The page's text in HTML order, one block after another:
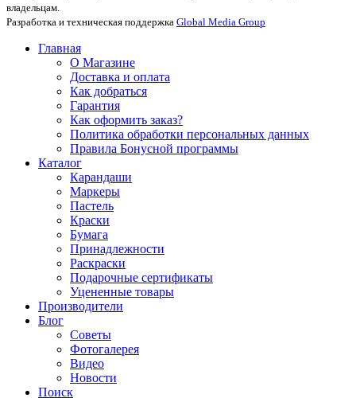
владельцам.
Разработка и техническая поддержка Global Media Group
Главная
О Магазине
Доставка и оплата
Как добраться
Гарантия
Как оформить заказ?
Политика обработки персональных данных
Правила Бонусной программы
Каталог
Карандаши
Маркеры
Пастель
Краски
Бумага
Принадлежности
Раскраски
Подарочные сертификаты
Уцененные товары
Производители
Блог
Советы
Фотогалерея
Видео
Новости
Поиск